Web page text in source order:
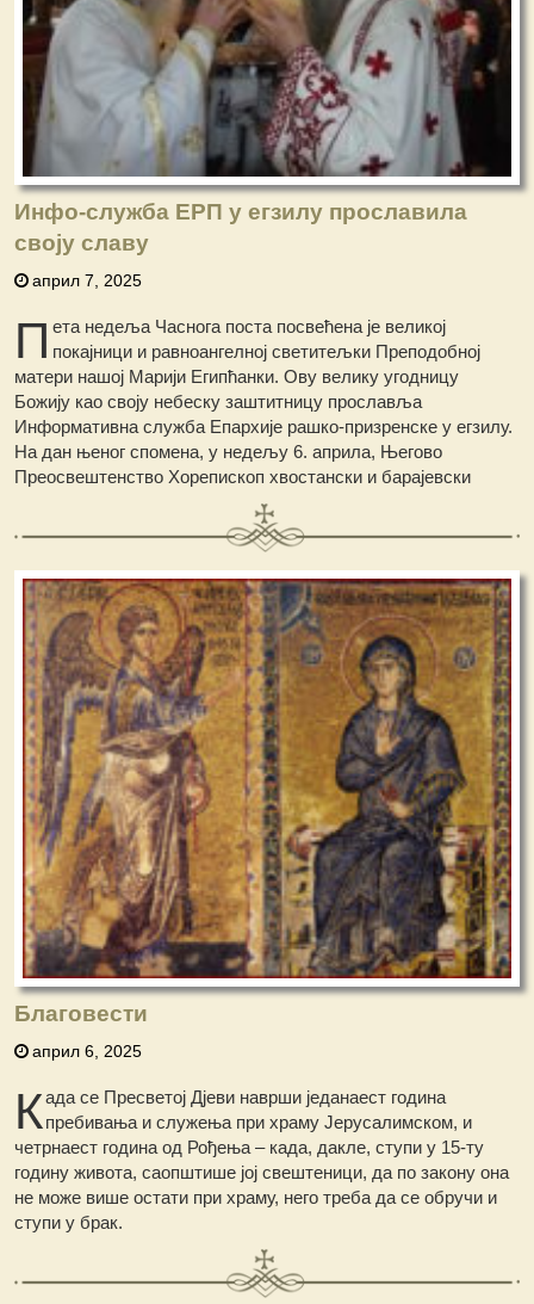
Инфо-служба ЕРП у егзилу прославила
своју славу
април 7, 2025
П ета недеља Часнога поста посвећена је великој
покајници и равноангелној светитељки Преподобној
матери нашој Марији Египћанки. Ову велику угодницу
Божију као своју небеску заштитницу прославља
Информативна служба Епархије рашко-призренске у егзилу.
На дан њеног спомена, у недељу 6. априла, Његово
Преосвештенство Хорепископ хвостански и барајевски
Благовести
април 6, 2025
Када се Пресветој Дјеви наврши једанаест година
пребивања и служења при храму Јерусалимском, и
четрнаест година од Рођења – када, дакле, ступи у 15-ту
годину живота, саопштише јој свештеници, да по закону она
не може више остати при храму, него треба да се обручи и
ступи у брак.